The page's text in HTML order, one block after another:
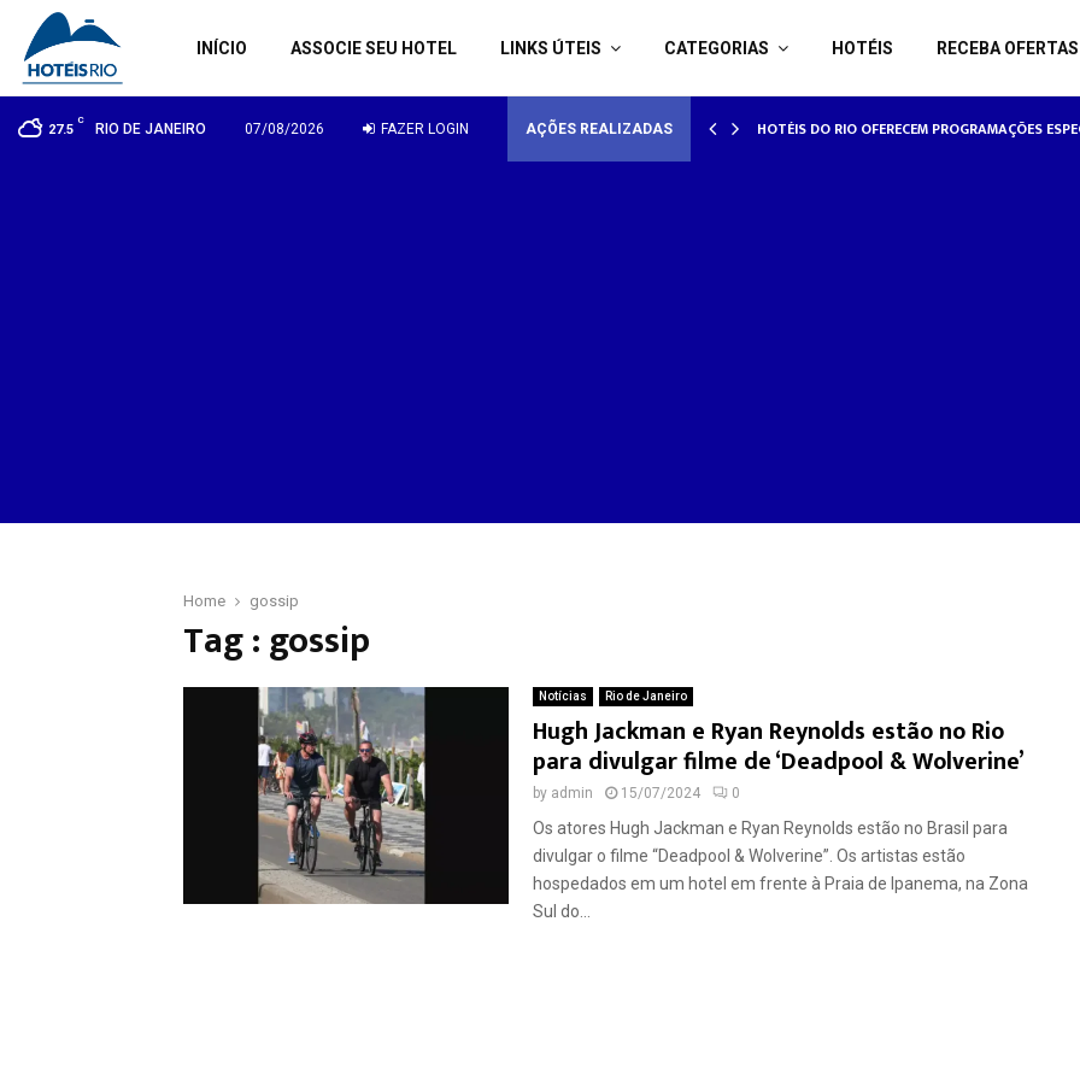
INÍCIO ASSOCIE SEU HOTEL LINKS ÚTEIS CATEGORIAS HOTÉIS RECEBA OFERTAS
27.5
C
RIO DE JANEIRO 07/08/2026 FAZER LOGIN AÇÕES REALIZADAS HOTÉIS DO RIO OFERECEM PROGRAMAÇÕES
HOTÉISRIO REALIZA CICLO DE SEMINÁRIOS
Home gossip
Tag : gossip
Notícias Rio de Janeiro
Hugh Jackman e Ryan Reynolds estão no Rio
para divulgar filme de ‘Deadpool & Wolverine’
by admin 15/07/2024 0
Os atores Hugh Jackman e Ryan Reynolds estão no Brasil para
divulgar o filme “Deadpool & Wolverine”. Os artistas estão
hospedados em um hotel em frente à Praia de Ipanema, na Zona
Sul do...